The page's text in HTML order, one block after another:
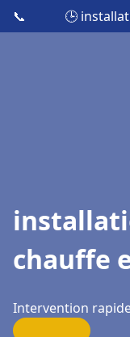
📞 🕒
chauffe
Intervention